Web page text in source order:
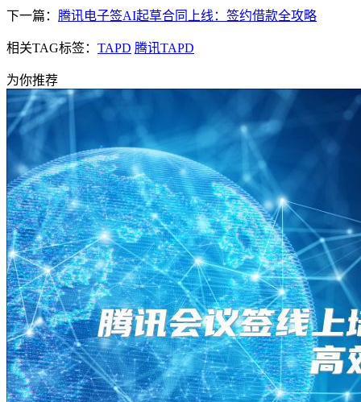
下一篇： 腾讯电子签AI起草合同上线：签约借款全攻略
相关TAG标签： TAPD 腾讯TAPD
为你推荐